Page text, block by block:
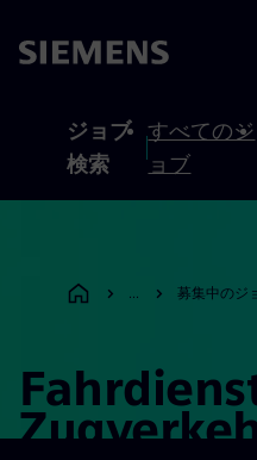
ジョブ
検索
すべてのジ
ョブ
... 募集中のジ